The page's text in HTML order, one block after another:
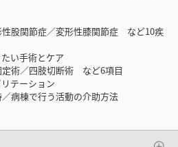
股関節症／変形性膝関節症 など10疾
い手術とケア
術／四肢切断術 など6項目
テーション
病棟で行う活動の介助方法